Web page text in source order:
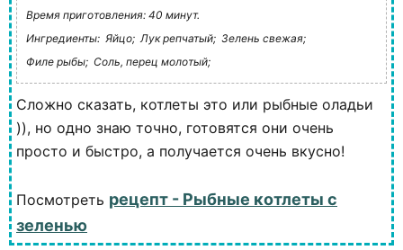
Время приготовления: 40 минут.
Ингредиенты: Яйцо; Лук репчатый; Зелень свежая;
Филе рыбы; Соль, перец молотый;
Сложно сказать, котлеты это или рыбные оладьи
)), но одно знаю точно, готовятся они очень
просто и быстро, а получается очень вкусно!
Посмотреть рецепт - Рыбные котлеты с
зеленью